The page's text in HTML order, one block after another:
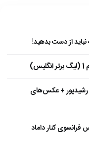
رشیدپور + عکس‌های
کنار داماد